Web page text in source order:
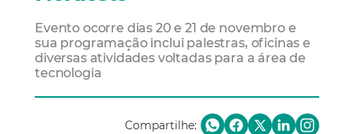
Evento ocorre dias 20 e 21 de novembro e
sua programação inclui palestras, oficinas e
diversas atividades voltadas para a área de
tecnologia
Compartilhe: